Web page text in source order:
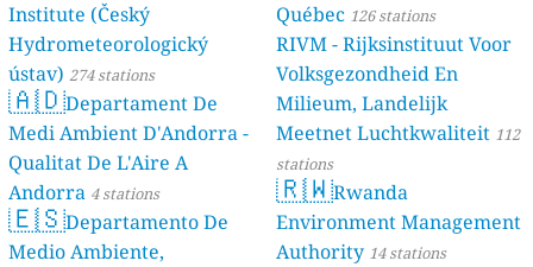
Institute (Český
Hydrometeorologický
ústav) 274 stations
🇦🇩Departament De
Medi Ambient D'Andorra -
Qualitat De L'Aire A
Andorra 4 stations
🇪🇸Departamento De
Medio Ambiente,
Québec 126 stations
RIVM - Rijksinstituut Voor
Volksgezondheid En
Milieum, Landelijk
Meetnet Luchtkwaliteit 112
stations
🇷🇼Rwanda
Environment Management
Authority 14 stations